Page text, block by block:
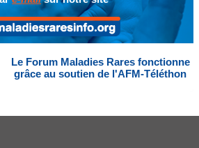
Le Forum Maladies Rares fonctionne
grâce au soutien de l'AFM-Téléthon